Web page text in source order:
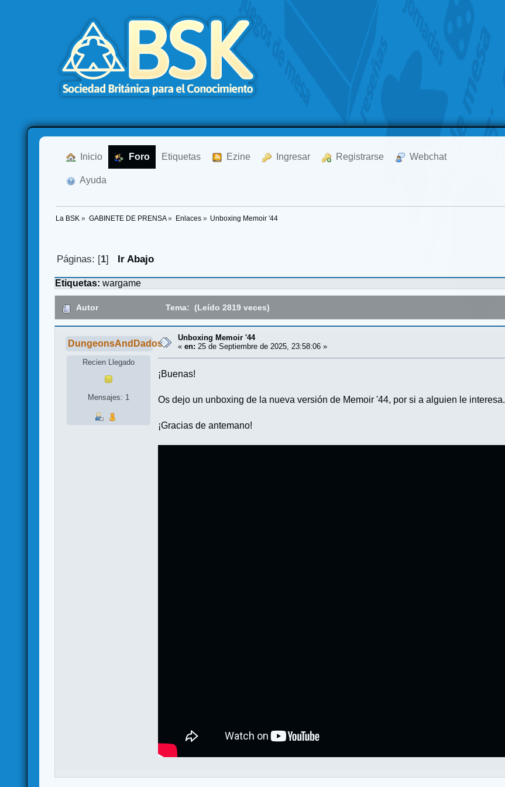
Inicio Foro Etiquetas Ezine Ingresar Registrarse Webchat
Ayuda
La BSK » GABINETE DE PRENSA» Enlaces» Unboxing Memoir '44
Páginas: [1] Ir Abajo
Etiquetas:wargame
Autor Tema: (Leído 2819 veces)
DungeonsAndDados
Recien Llegado
Mensajes: 1
Unboxing Memoir '44
«en: 25 de Septiembre de 2025, 23:58:06 »
¡Buenas!
Os dejo un unboxing de la nueva versión de Memoir '44, por si a alguien le interesa.
¡Gracias de antemano!